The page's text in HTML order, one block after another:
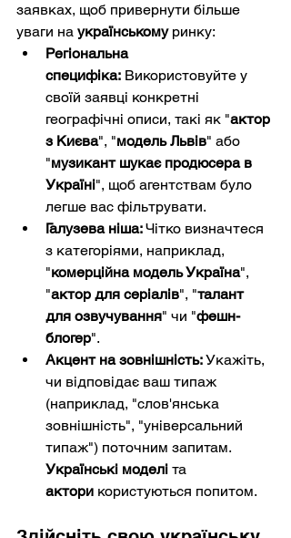
заявках, щоб привернути більше
уваги на українському ринку:
Регіональна
специфіка: Використовуйте у
своїй заявці конкретні
географічні описи, такі як "актор
з Києва", "модель Львів" або
"музикант шукає продюсера в
Україні", щоб агентствам було
легше вас фільтрувати.
Галузева ніша: Чітко визначтеся
з категоріями, наприклад,
"комерційна модель Україна",
"актор для серіалів", "талант
для озвучування" чи "фешн-
блогер".
Акцент на зовнішність: Укажіть,
чи відповідає ваш типаж
(наприклад, "слов'янська
зовнішність", "універсальний
типаж") поточним запитам.
Українські моделі та
актори користуються попитом.